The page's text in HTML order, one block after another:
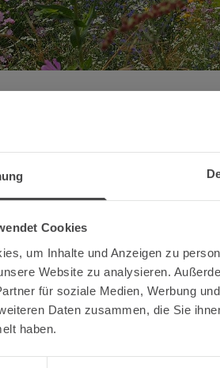
Cookies
um Inhalte und Anzeigen zu
Website zu analysieren.
für soziale Medien, Werbung
Daten zusammen, die Sie
haben.
Mosel mit
der Artenvielfalt am 22. Mai mit
lädt für Sonntag, 22. Mai, von 11
unter dem Motto „Artenvielfalt rockt
des Dienstleistungszentrum
Kues statt und bietet ein buntes